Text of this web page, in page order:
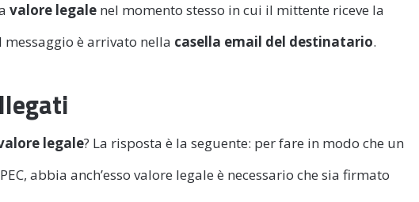
valore legale nel momento stesso in cui il mittente riceve la
messaggio è arrivato nella casella email del destinatario.
legale? La risposta è la seguente: per fare in modo che un
abbia anch’esso valore legale è necessario che sia firmato